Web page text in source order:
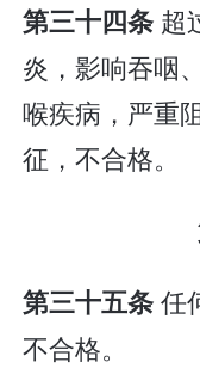
第三十四条 超
炎，影响吞咽
喉疾病，严重
征，不合格。
第三十五条任
不合格。